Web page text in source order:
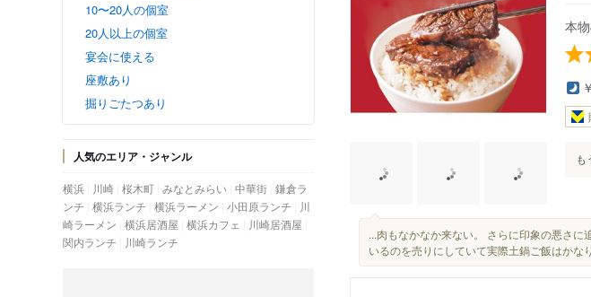
10〜20人の個室
20人以上の個室
宴会に使える
座敷あり
掘りごたつあり
人気のエリア・ジャンル
横浜 川崎 桜木町 みなとみらい 中華街 鎌倉ラ
ンチ 横浜ランチ 横浜ラーメン 小田原ランチ
川
崎ラーメン 横浜居酒屋 横浜カフェ
川崎居酒屋
関内ランチ
川崎ランチ
本
も
...肉もなかなか来ない。 さらに印象の悪さ
いるのを売りにしていて実際土鍋ご飯はかな